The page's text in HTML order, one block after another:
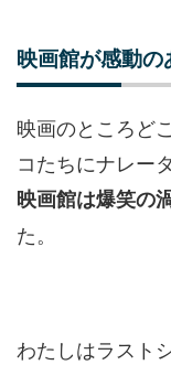
映画館が感動の
映画のところど
コたちにナレー
映画館は爆笑の
た。
わたしはラスト